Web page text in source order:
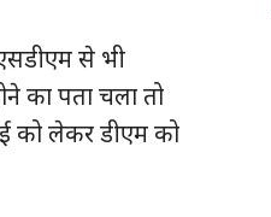
से भी
का पता चला तो
को लेकर डीएम को